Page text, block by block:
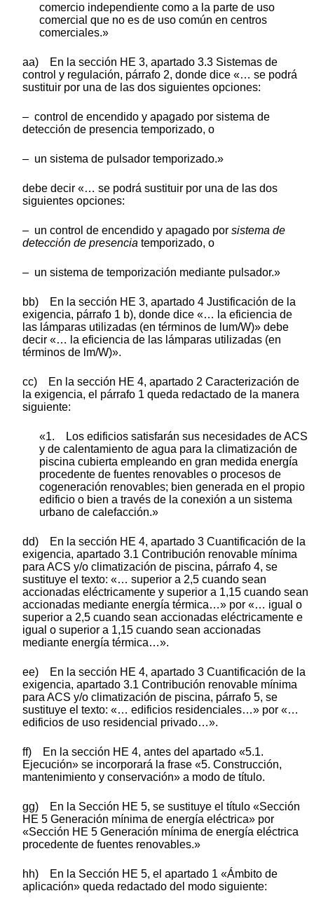
comercio independiente como a la parte de uso
comercial que no es de uso común en centros
comerciales.»
aa) En la sección HE 3, apartado 3.3 Sistemas de
control y regulación, párrafo 2, donde dice «… se podrá
sustituir por una de las dos siguientes opciones:
– control de encendido y apagado por sistema de
detección de presencia temporizado, o
– un sistema de pulsador temporizado.»
debe decir «… se podrá sustituir por una de las dos
siguientes opciones:
– un control de encendido y apagado por sistema de
detección de presencia temporizado, o
– un sistema de temporización mediante pulsador.»
bb) En la sección HE 3, apartado 4 Justificación de la
exigencia, párrafo 1 b), donde dice «… la eficiencia de
las lámparas utilizadas (en términos de lum/W)» debe
decir «… la eficiencia de las lámparas utilizadas (en
términos de lm/W)».
cc) En la sección HE 4, apartado 2 Caracterización de
la exigencia, el párrafo 1 queda redactado de la manera
siguiente:
«1. Los edificios satisfarán sus necesidades de ACS
y de calentamiento de agua para la climatización de
piscina cubierta empleando en gran medida energía
procedente de fuentes renovables o procesos de
cogeneración renovables; bien generada en el propio
edificio o bien a través de la conexión a un sistema
urbano de calefacción.»
dd) En la sección HE 4, apartado 3 Cuantificación de la
exigencia, apartado 3.1 Contribución renovable mínima
para ACS y/o climatización de piscina, párrafo 4, se
sustituye el texto: «… superior a 2,5 cuando sean
accionadas eléctricamente y superior a 1,15 cuando sean
accionadas mediante energía térmica…» por «… igual o
superior a 2,5 cuando sean accionadas eléctricamente e
igual o superior a 1,15 cuando sean accionadas
mediante energía térmica…».
ee) En la sección HE 4, apartado 3 Cuantificación de la
exigencia, apartado 3.1 Contribución renovable mínima
para ACS y/o climatización de piscina, párrafo 5, se
sustituye el texto: «… edificios residenciales…» por «…
edificios de uso residencial privado…».
ff) En la sección HE 4, antes del apartado «5.1.
Ejecución» se incorporará la frase «5. Construcción,
mantenimiento y conservación» a modo de título.
gg) En la Sección HE 5, se sustituye el título «Sección
HE 5 Generación mínima de energía eléctrica» por
«Sección HE 5 Generación mínima de energía eléctrica
procedente de fuentes renovables.»
hh) En la Sección HE 5, el apartado 1 «Ámbito de
aplicación» queda redactado del modo siguiente: